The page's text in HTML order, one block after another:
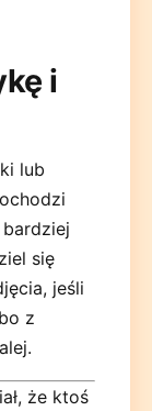
i
lub
się
jeśli
z
że ktoś